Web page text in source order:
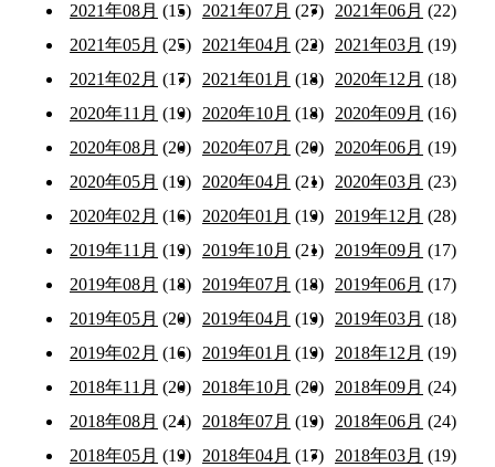
2021年08月 (15) 2021年07月 (27) 2021年06月 (22)
2021年05月 (25) 2021年04月 (22) 2021年03月 (19)
2021年02月 (17) 2021年01月 (18) 2020年12月 (18)
2020年11月 (19) 2020年10月 (18) 2020年09月 (16)
2020年08月 (20) 2020年07月 (20) 2020年06月 (19)
2020年05月 (19) 2020年04月 (21) 2020年03月 (23)
2020年02月 (16) 2020年01月 (19) 2019年12月 (28)
2019年11月 (19) 2019年10月 (21) 2019年09月 (17)
2019年08月 (18) 2019年07月 (18) 2019年06月 (17)
2019年05月 (20) 2019年04月 (19) 2019年03月 (18)
2019年02月 (16) 2019年01月 (19) 2018年12月 (19)
2018年11月 (20) 2018年10月 (20) 2018年09月 (24)
2018年08月 (24) 2018年07月 (19) 2018年06月 (24)
2018年05月 (19) 2018年04月 (17) 2018年03月 (19)